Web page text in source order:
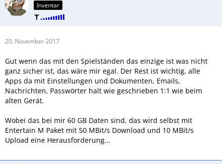
Inventar
20. November 2017
Gut wenn das mit den Spielständen das einzige ist was nicht
ganz sicher ist, das wäre mir egal. Der Rest ist wichtig, alle
Apps da mit Einstellungen und Dokumenten, Emails,
Nachrichten, Passwörter halt wie geschrieben 1:1 wie beim
alten Gerät.
Wobei das bei mir 60 GB Daten sind, das wird selbst mit
Entertain M Paket mit 50 MBit/s Download und 10 MBit/s
Upload eine Herausforderung...